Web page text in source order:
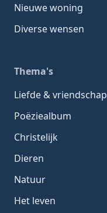
Nieuwe woning
Diverse wensen
Thema's
Liefde & vriendschap
Poëziealbum
Christelijk
Dieren
Natuur
Het leven